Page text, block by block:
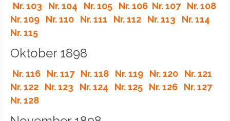
Nr. 103 Nr. 104 Nr. 105 Nr. 106 Nr. 107
Nr. 108
Nr. 109
Nr. 110 Nr. 111 Nr. 112 Nr. 113
Nr. 114
Nr. 115
Oktober 1898
Nr. 116 Nr. 117 Nr. 118 Nr. 119 Nr. 120
Nr. 121
Nr. 122
Nr. 123 Nr. 124 Nr. 125 Nr. 126
Nr. 127
Nr. 128